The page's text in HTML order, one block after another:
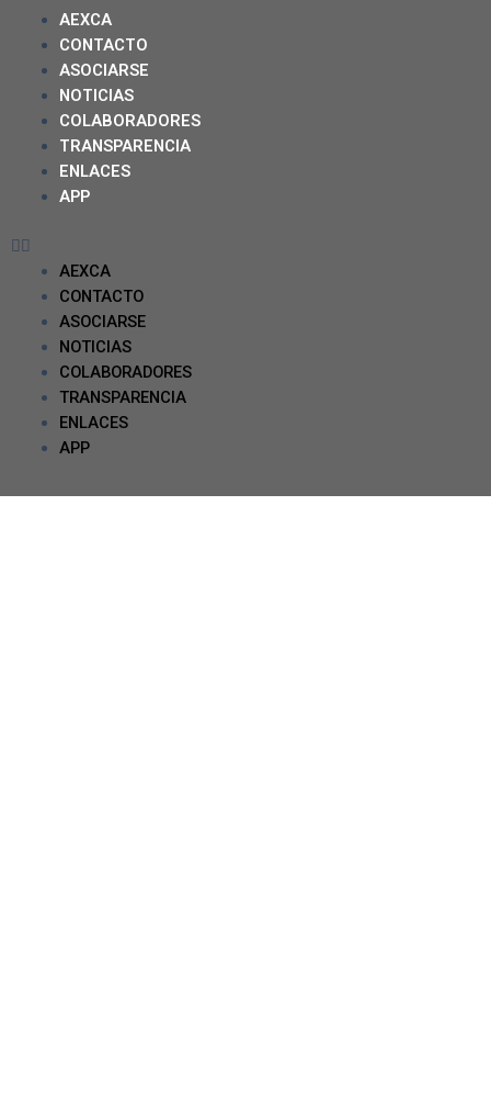
AEXCA
CONTACTO
ASOCIARSE
NOTICIAS
COLABORADORES
TRANSPARENCIA
ENLACES
APP
AEXCA
CONTACTO
ASOCIARSE
NOTICIAS
COLABORADORES
TRANSPARENCIA
ENLACES
APP